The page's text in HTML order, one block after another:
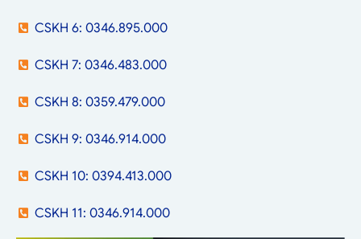
CSKH 6: 0346.895.000
CSKH 7: 0346.483.000
CSKH 8: 0359.479.000
CSKH 9: 0346.914.000
CSKH 10: 0394.413.000
CSKH 11: 0346.914.000